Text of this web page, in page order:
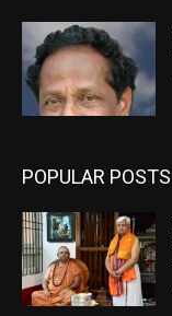
POPULAR POSTS